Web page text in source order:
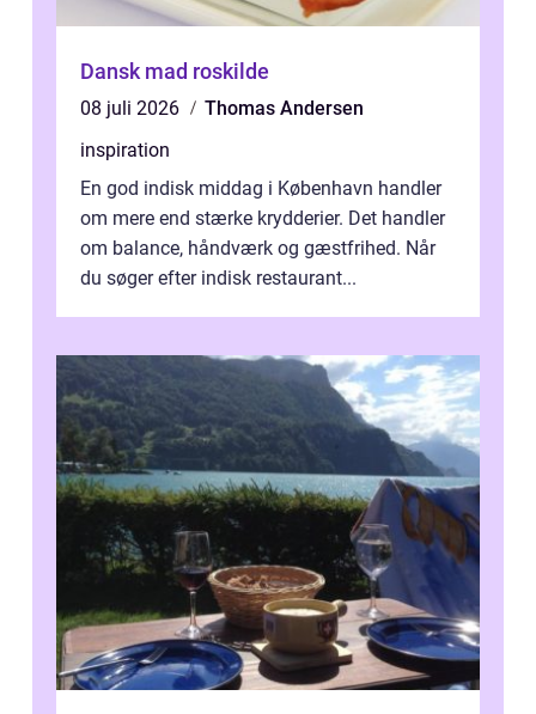
Dansk mad roskilde
08 juli 2026
Thomas Andersen
inspiration
En god indisk middag i København handler
om mere end stærke krydderier. Det handler
om balance, håndværk og gæstfrihed. Når
du søger efter indisk restaurant...